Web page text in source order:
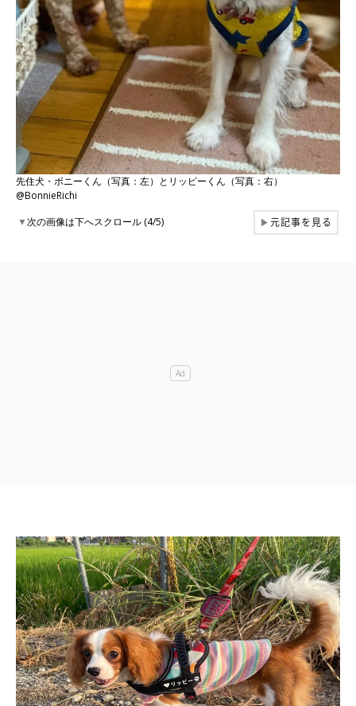
先住犬・ボニーくん（写真：左）とリッピーくん（写真：右）
@BonnieRichi
▼次の画像は下へスクロール (4/5) ▶元記事を見る